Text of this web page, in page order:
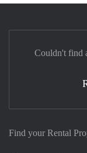
Find your Rental
Couldn't find